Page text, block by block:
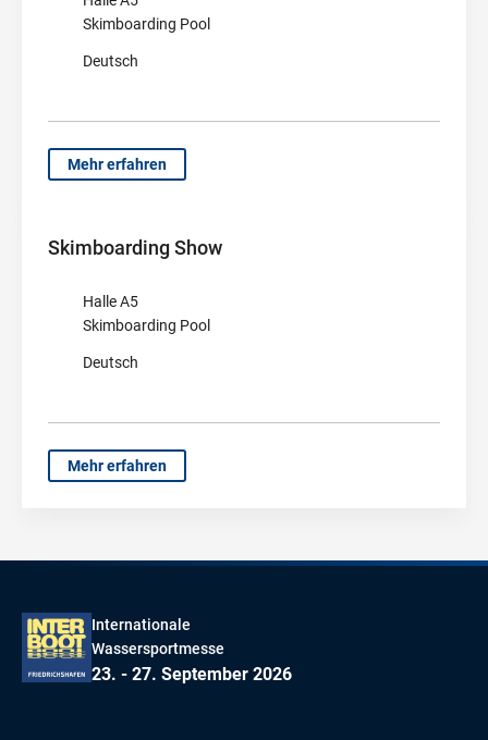
Skimboarding Pool
Deutsch
Mehr erfahren
Skimboarding Show
Halle A5
Skimboarding Pool
Deutsch
Mehr erfahren
Internationale
Wassersportmesse
23. - 27. September 2026